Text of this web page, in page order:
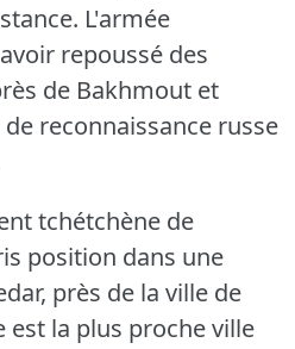
L'armée
repoussé des
de Bakhmout et
reconnaissance russe
tchétchène de
position dans une
près de la ville de
est la plus proche ville